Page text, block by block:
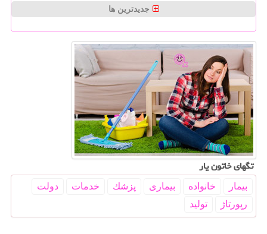
جدیدترین ها
تگهای خاتون یار
بیمار خانواده بیماری پزشك خدمات
دولت
رپورتاژ
تولید